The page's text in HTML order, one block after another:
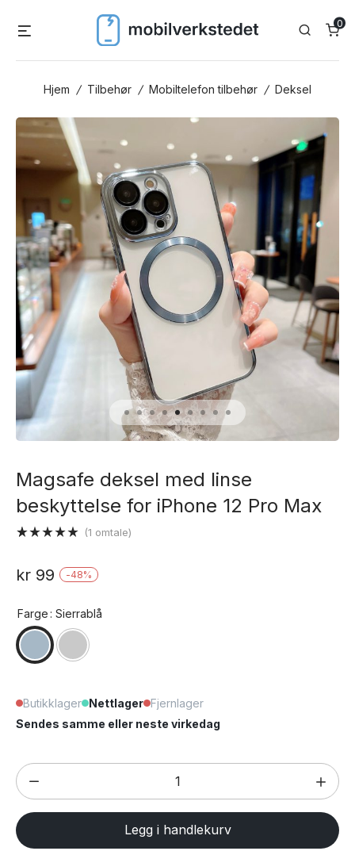
Search
0
Hjem / Tilbehør / Mobiltelefon tilbehør / Deksel
Magsafe deksel med linse
beskyttelse for iPhone 12 Pro Max
basert på
(1 omtale)
kr 99 -48%
Farge : Sierrablå
Butikklager Nettlager Fjernlager
Sendes samme eller neste virkedag
Magsafe
deksel
med
linse
Legg i handlekurv